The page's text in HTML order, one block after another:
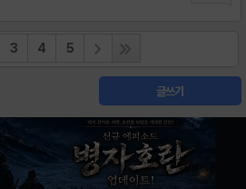
3 4 5
글쓰기